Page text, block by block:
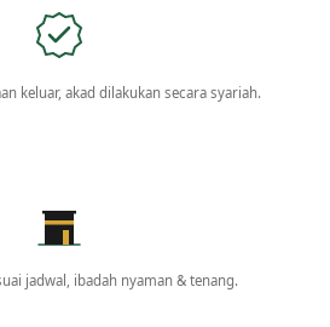
keluar, akad dilakukan secara syariah.
jadwal, ibadah nyaman & tenang.